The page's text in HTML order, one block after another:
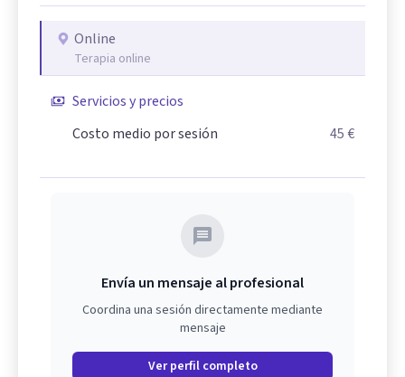
Online
Terapia online
Servicios y precios
Costo medio por sesión
45 €
Envía un mensaje al profesional
Coordina una sesión directamente mediante
mensaje
Ver perfil completo